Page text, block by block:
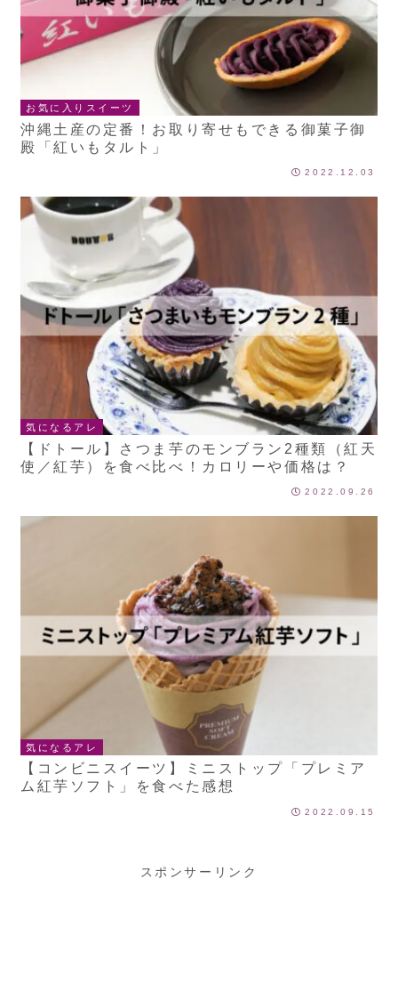
お気に入りスイーツ
沖縄土産の定番！お取り寄せもできる御菓子御
殿「紅いもタルト」
2022.12.03
気になるアレ
【ドトール】さつま芋のモンブラン2種類（紅天
使／紅芋）を食べ比べ！カロリーや価格は？
2022.09.26
気になるアレ
【コンビニスイーツ】ミニストップ「プレミア
ム紅芋ソフト」を食べた感想
2022.09.15
スポンサーリンク